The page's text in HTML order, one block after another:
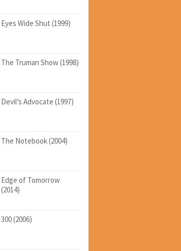
Eyes Wide Shut (1999)
The Truman Show (1998)
Devil’s Advocate (1997)
The Notebook (2004)
Edge of Tomorrow
(2014)
300 (2006)